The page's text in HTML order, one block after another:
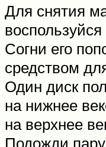
Для снятия
Согни его
средством
Один диск
на нижнее
на верхнее
Подожди